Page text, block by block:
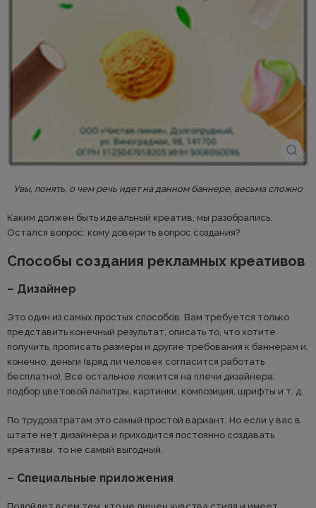
Увы, понять, о чем речь идет на данном баннере, весьма сложно
Каким должен быть идеальный креатив, мы разобрались.
Остался вопрос: кому доверить вопрос создания?
Способы создания рекламных креативов
– Дизайнер
Это один из самых простых способов. Вам требуется только
представить конечный результат, описать то, что хотите
получить, прописать размеры и другие требования к баннерам и,
конечно, деньги (вряд ли человек согласится работать
бесплатно). Все остальное ложится на плечи дизайнера:
подбор цветовой палитры, картинки, композиция, шрифты и т. д.
По трудозатратам это самый простой вариант. Но если у вас в
штате нет дизайнера и приходится постоянно создавать
креативы, то не самый выгодный.
– Специальные приложения